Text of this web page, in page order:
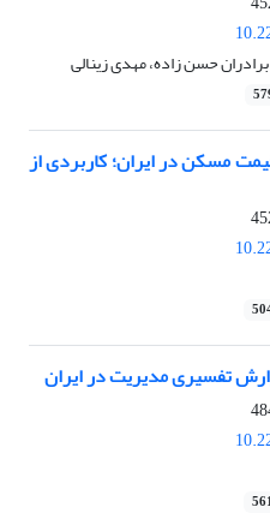
حسن زاده، مهدی زینالی
مسکن در ایران؛ کاربردی از
تفسیری مدیریت در ایران